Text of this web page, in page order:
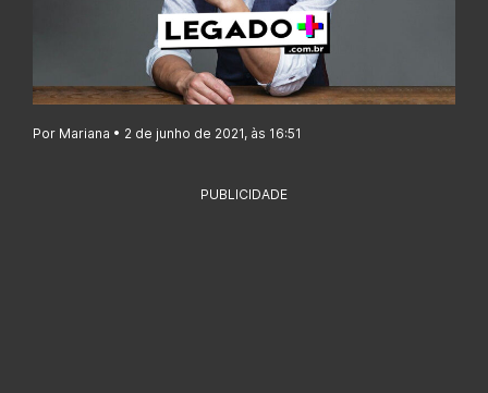
Por Mariana • 2 de junho de 2021, às 16:51
PUBLICIDADE